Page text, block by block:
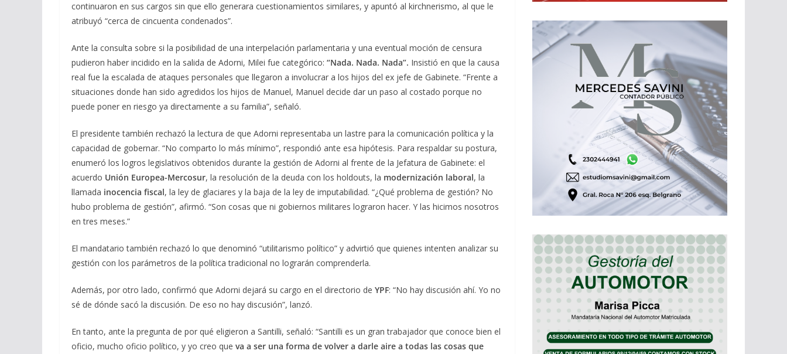
continuaron en sus cargos sin que ello generara cuestionamientos similares, y apuntó al kirchnerismo, al que le
atribuyó “cerca de cincuenta condenados”.
Ante la consulta sobre si la posibilidad de una interpelación parlamentaria y una eventual moción de censura
pudieron haber incidido en la salida de Adorni, Milei fue categórico: “Nada. Nada. Nada”. Insistió en que la causa
real fue la escalada de ataques personales que llegaron a involucrar a los hijos del ex jefe de Gabinete. “Frente a
situaciones donde han sido agredidos los hijos de Manuel, Manuel decide dar un paso al costado porque no
puede poner en riesgo ya directamente a su familia”, señaló.
El presidente también rechazó la lectura de que Adorni representaba un lastre para la comunicación política y la
capacidad de gobernar. “No comparto lo más mínimo”, respondió ante esa hipótesis. Para respaldar su postura,
enumeró los logros legislativos obtenidos durante la gestión de Adorni al frente de la Jefatura de Gabinete: el
acuerdo Unión Europea-Mercosur, la resolución de la deuda con los holdouts, la modernización laboral, la
llamada inocencia fiscal, la ley de glaciares y la baja de la ley de imputabilidad. “¿Qué problema de gestión? No
hubo problema de gestión”, afirmó. “Son cosas que ni gobiernos militares lograron hacer. Y las hicimos nosotros
en tres meses.”
El mandatario también rechazó lo que denominó “utilitarismo político” y advirtió que quienes intenten analizar su
gestión con los parámetros de la política tradicional no lograrán comprenderla.
Además, por otro lado, confirmó que Adorni dejará su cargo en el directorio de YPF: “No hay discusión ahí. Yo no
sé de dónde sacó la discusión. De eso no hay discusión”, lanzó.
En tanto, ante la pregunta de por qué eligieron a Santilli, señaló: “Santilli es un gran trabajador que conoce bien el
oficio, mucho oficio político, y yo creo que va a ser una forma de volver a darle aire a todas las cosas que